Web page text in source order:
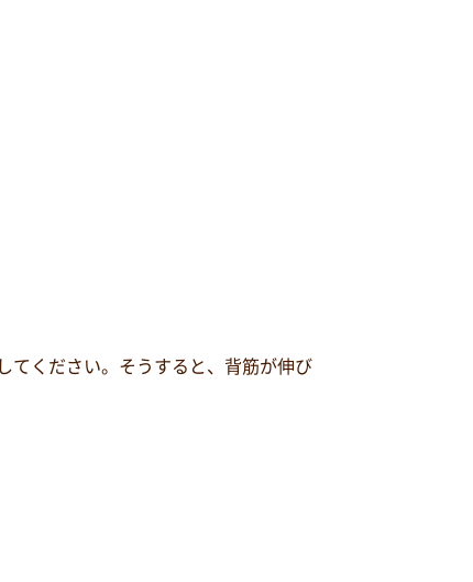
てください。そうすると、背筋が伸び